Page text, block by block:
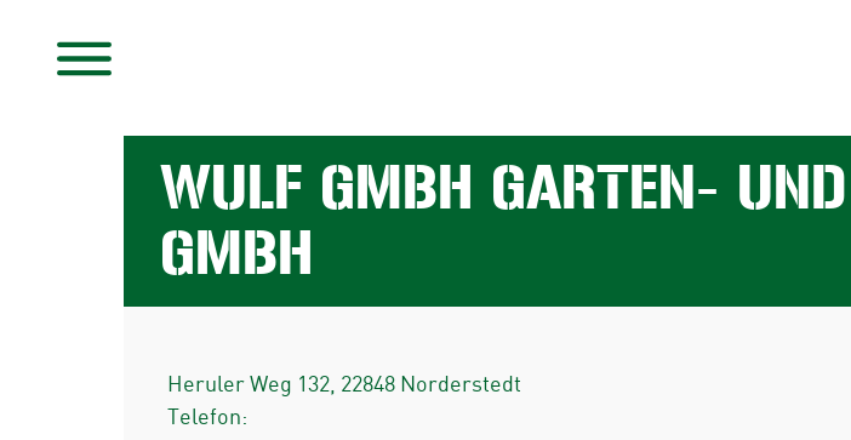
WULF GMBH GARTEN-
GMBH
Heruler Weg 132 22848 Norderstedt
Telefon: